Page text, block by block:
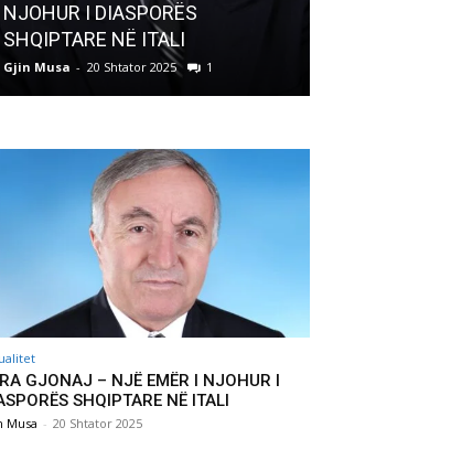
NJOHUR I DIASPORËS
SHQIPTARE NË ITALI
Gjin Musa - 20 Shtator 2025 1
GJONAJ – NJË EMËR I NJOHUR I
SHQIPTARE NË ITALI
Musa - 20 Shtator 2025